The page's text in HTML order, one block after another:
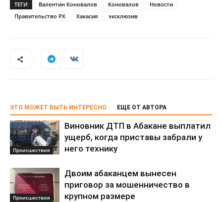
ТЕГИ Валентин Коновалов Коновалов
Новости
Правительство РХ
Хакасия эксклюзив
ЭТО МОЖЕТ БЫТЬ ИНТЕРЕСНО ЕЩЕ ОТ АВТОРА
Происшествия
Виновник ДТП в Абакане выплатил
ущерб, когда приставы забрали у
него технику
Происшествия
Двоим абаканцем вынесен
приговор за мошенничество в
крупном размере